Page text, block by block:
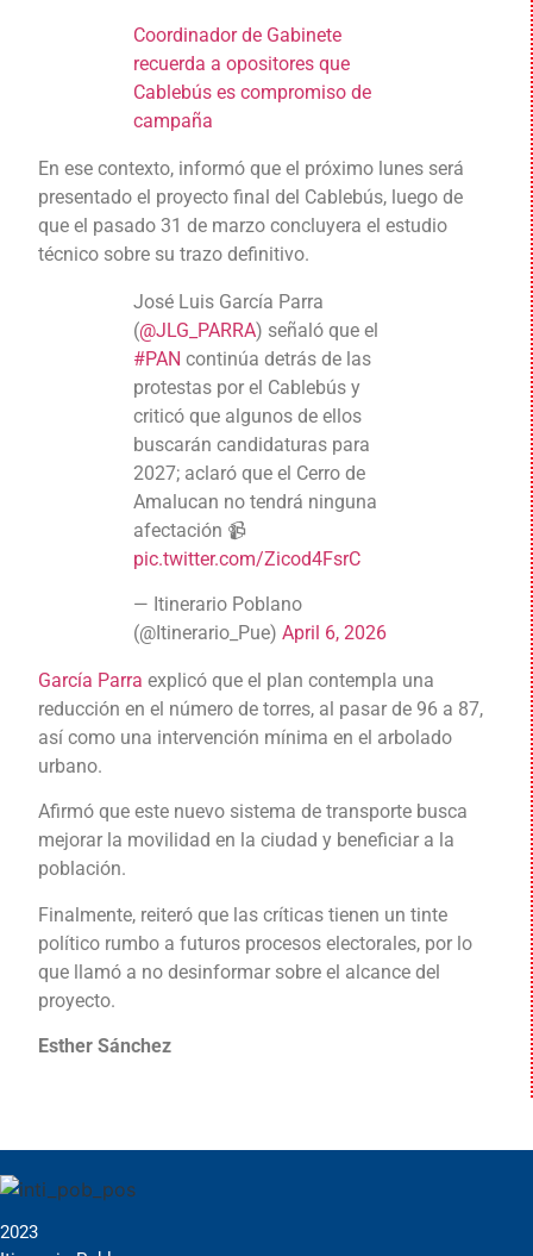
Coordinador de Gabinete
recuerda a opositores que
Cablebús es compromiso de
campaña
En ese contexto, informó que el próximo lunes será
presentado el proyecto final del Cablebús, luego de
que el pasado 31 de marzo concluyera el estudio
técnico sobre su trazo definitivo.
José Luis García Parra
(@JLG_PARRA) señaló que el
#PAN continúa detrás de las
protestas por el Cablebús y
criticó que algunos de ellos
buscarán candidaturas para
2027; aclaró que el Cerro de
Amalucan no tendrá ninguna
afectación 📹
pic.twitter.com/Zicod4FsrC
— Itinerario Poblano
(@Itinerario_Pue) April 6, 2026
García Parra explicó que el plan contempla una
reducción en el número de torres, al pasar de 96 a 87,
así como una intervención mínima en el arbolado
urbano.
Afirmó que este nuevo sistema de transporte busca
mejorar la movilidad en la ciudad y beneficiar a la
población.
Finalmente, reiteró que las críticas tienen un tinte
político rumbo a futuros procesos electorales, por lo
que llamó a no desinformar sobre el alcance del
proyecto.
Esther Sánchez
2023